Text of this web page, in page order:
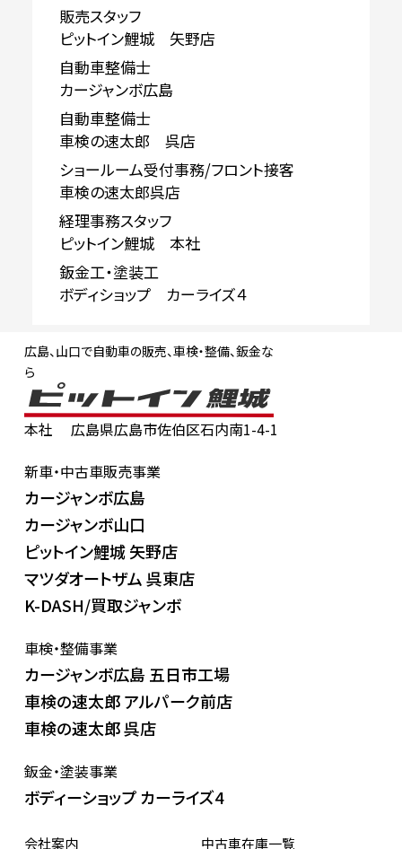
販売スタッフ
ピットイン鯉城 矢野店
自動車整備士
カージャンボ広島
自動車整備士
車検の速太郎 呉店
ショールーム受付事務/フロント接客
車検の速太郎呉店
経理事務スタッフ
ピットイン鯉城 本社
鈑金工・塗装工
ボディショップ カーライズ４
広島、山口で自動車の販売、車検・整備、鈑金な
ら
本社
広島県広島市佐伯区石内南1-4-1
新車・中古車販売事業
カージャンボ広島
カージャンボ山口
ピットイン鯉城 矢野店
マツダオートザム 呉東店
K-DASH/買取ジャンボ
車検・整備事業
カージャンボ広島 五日市工場
車検の速太郎 アルパーク前店
車検の速太郎 呉店
鈑金・塗装事業
ボディーショップ カーライズ4
会社案内 中古車在庫一覧